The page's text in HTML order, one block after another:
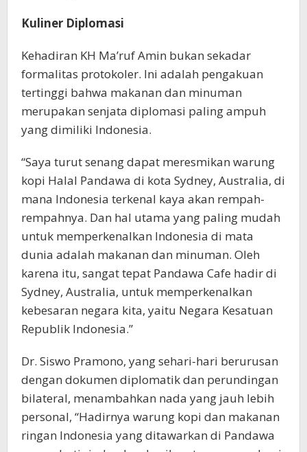
Kuliner Diplomasi
Kehadiran KH Ma’ruf Amin bukan sekadar
formalitas protokoler. Ini adalah pengakuan
tertinggi bahwa makanan dan minuman
merupakan senjata diplomasi paling ampuh
yang dimiliki Indonesia.
“Saya turut senang dapat meresmikan warung
kopi Halal Pandawa di kota Sydney, Australia, di
mana Indonesia terkenal kaya akan rempah-
rempahnya. Dan hal utama yang paling mudah
untuk memperkenalkan Indonesia di mata
dunia adalah makanan dan minuman. Oleh
karena itu, sangat tepat Pandawa Cafe hadir di
Sydney, Australia, untuk memperkenalkan
kebesaran negara kita, yaitu Negara Kesatuan
Republik Indonesia.”
Dr. Siswo Pramono, yang sehari-hari berurusan
dengan dokumen diplomatik dan perundingan
bilateral, menambahkan nada yang jauh lebih
personal, “Hadirnya warung kopi dan makanan
ringan Indonesia yang ditawarkan di Pandawa